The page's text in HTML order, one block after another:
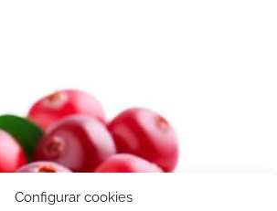
Configurar cookies